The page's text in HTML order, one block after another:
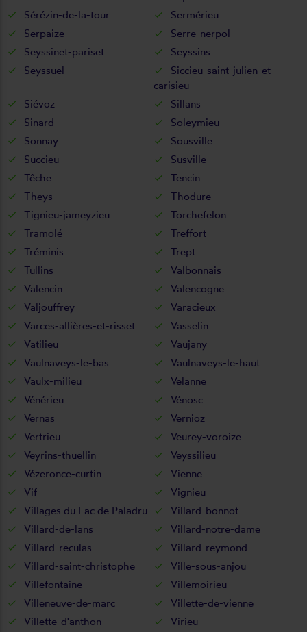
Sérézin-de-la-tour
Sermérieu
Serpaize
Serre-nerpol
Seyssinet-pariset
Seyssins
Seyssuel
Siccieu-saint-julien-et-
carisieu
Siévoz
Sillans
Sinard
Soleymieu
Sonnay
Sousville
Succieu
Susville
Têche
Tencin
Theys
Thodure
Tignieu-jameyzieu
Torchefelon
Tramolé
Treffort
Tréminis
Trept
Tullins
Valbonnais
Valencin
Valencogne
Valjouffrey
Varacieux
Varces-allières-et-risset
Vasselin
Vatilieu
Vaujany
Vaulnaveys-le-bas
Vaulnaveys-le-haut
Vaulx-milieu
Velanne
Vénérieu
Vénosc
Vernas
Vernioz
Vertrieu
Veurey-voroize
Veyrins-thuellin
Veyssilieu
Vézeronce-curtin
Vienne
Vif
Vignieu
Villages du Lac de Paladru
Villard-bonnot
Villard-de-lans
Villard-notre-dame
Villard-reculas
Villard-reymond
Villard-saint-christophe
Ville-sous-anjou
Villefontaine
Villemoirieu
Villeneuve-de-marc
Villette-de-vienne
Villette-d'anthon
Virieu